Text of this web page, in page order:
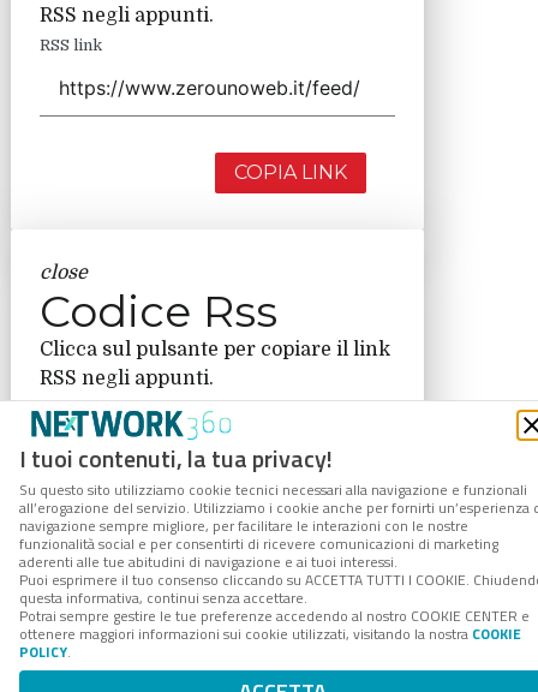
I tuoi contenuti, la tua privacy!
Su questo sito utilizziamo cookie tecnici necessari alla navigazione e funzionali
all’erogazione del servizio. Utilizziamo i cookie anche per fornirti un’esperienza
navigazione sempre migliore, per facilitare le interazioni con le nostre
funzionalità social e per consentirti di ricevere comunicazioni di marketing
aderenti alle tue abitudini di navigazione e ai tuoi interessi.
Puoi esprimere il tuo consenso cliccando su ACCETTA TUTTI I COOKIE.
questa informativa, continui senza accettare.
Potrai sempre gestire le tue preferenze accedendo al nostro COOKIE CENTER e
ottenere maggiori informazioni sui cookie utilizzati, visitando la nostra COOKIE
POLICY.
RSS negli appunti.
RSS link
COPIA LINK
close
Codice Rss
Clicca sul pulsante per copiare il link
RSS negli appunti.
RSS link
COPIA LINK